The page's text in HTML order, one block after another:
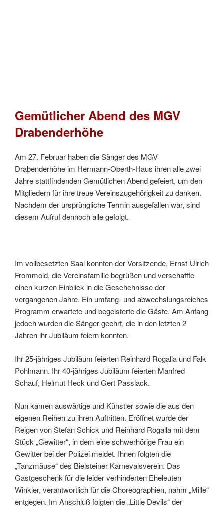
Gemütlicher Abend des MGV
Drabenderhöhe
Am 27. Februar haben die Sänger des MGV
Drabenderhöhe im Hermann-Oberth-Haus ihren alle zwei
Jahre stattfindenden Gemütlichen Abend gefeiert, um den
Mitgliedern für ihre treue Vereinszugehörigkeit zu danken.
Nachdem der ursprüngliche Termin ausgefallen war, sind
diesem Aufruf dennoch alle gefolgt.
Im vollbesetzten Saal konnten der Vorsitzende, Ernst-Ulrich
Frommold, die Vereinsfamilie begrüßen und verschaffte
einen kurzen Einblick in die Geschehnisse der
vergangenen Jahre. Ein umfang- und abwechslungsreiches
Programm erwartete und begeisterte die Gäste. Am Anfang
jedoch wurden die Sänger geehrt, die in den letzten 2
Jahren ihr Jubiläum feiern konnten.
Ihr 25-jähriges Jubiläum feierten Reinhard Rogalla und Falk
Pohlmann. Ihr 40-jähriges Jubiläum feierten Manfred
Schauf, Helmut Heck und Gert Passlack.
Nun kamen auswärtige und Künstler sowie die aus den
eigenen Reihen zu ihren Auftritten. Eröffnet wurde der
Reigen von Stefan Schick und Reinhard Rogalla mit dem
Stück „Gewitter“, in dem eine schwerhörige Frau ein
Gewitter bei der Polizei meldet. Ihnen folgten die
„Tanzmäuse“ des Bielsteiner Karnevalsverein. Das
Gastgeschenk für die leider verhinderten Eheleuten
Winkler, verantwortlich für die Choreographien, nahm „Mille“
entgegen. Im Anschluß folgten die „Little Devils“ der